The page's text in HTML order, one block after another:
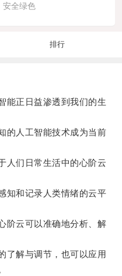
安全绿色
排行
正日益渗透到我们的生
人工智能技术成为当前
们日常生活中的心阶云
和记录人类情绪的云平
云可以准确地分析、解
解与调节，也可以应用